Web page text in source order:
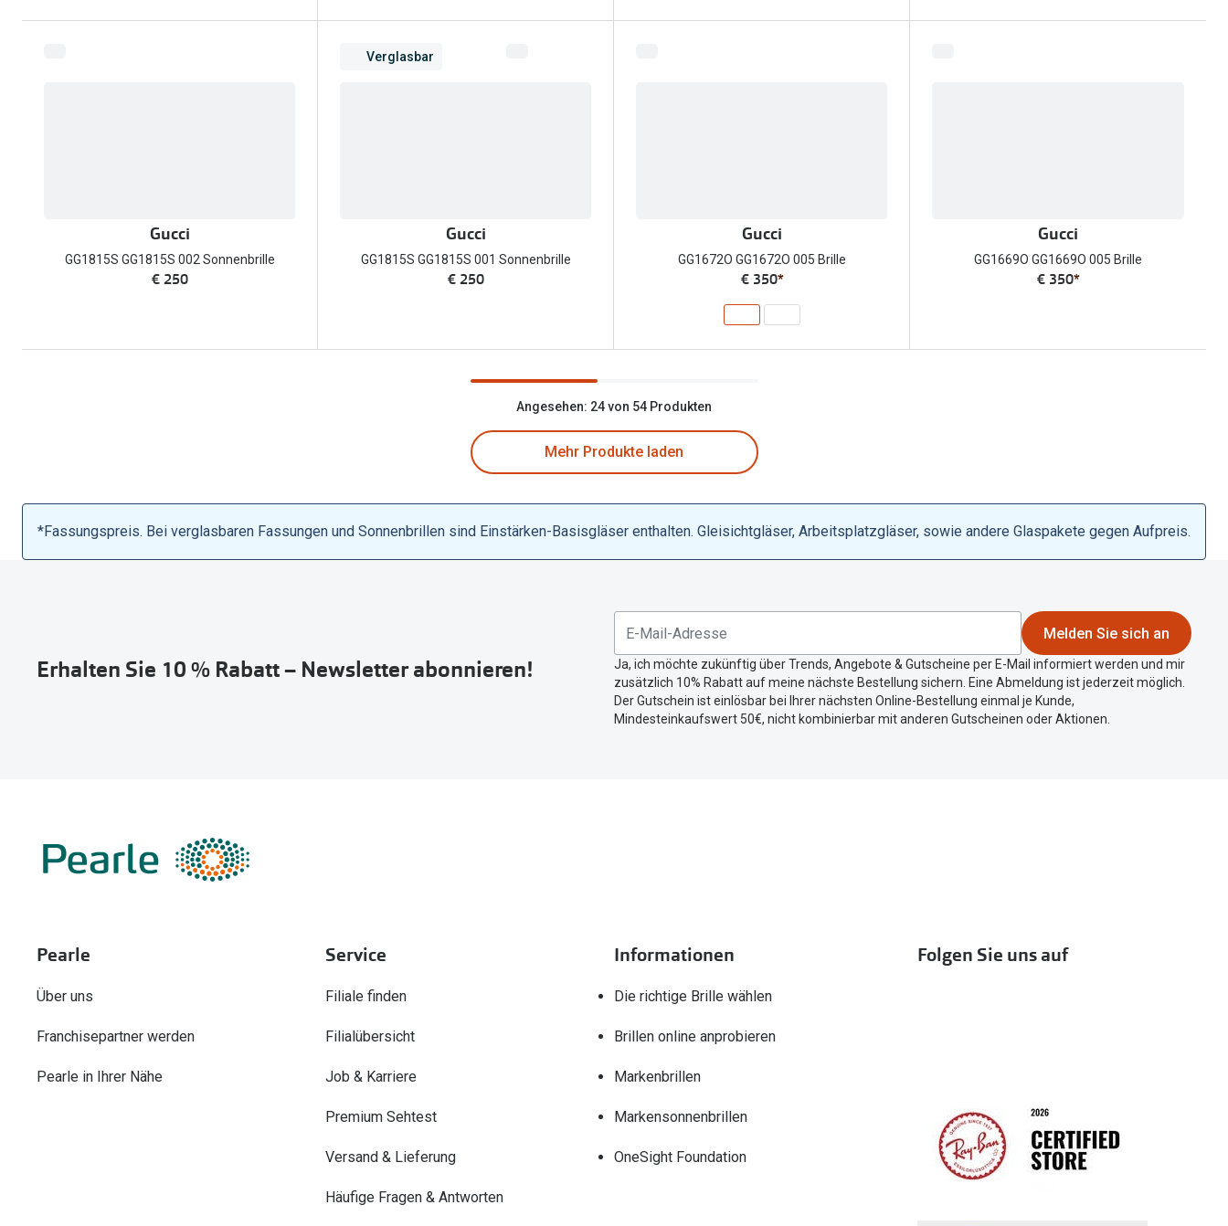
Gucci
GG1815S GG1815S 002 Sonnenbrille
€ 250
Verglasbar
Gucci
GG1815S GG1815S 001 Sonnenbrille
€ 250
Gucci
GG1672O GG1672O 005 Brille
€ 350*
Gucci
GG1669O GG1669O 005 Brille
€ 350*
Angesehen: 24 von 54 Produkten
Mehr Produkte laden
*Fassungspreis. Bei verglasbaren Fassungen und Sonnenbrillen sind Einstärken-Basisgläser enthalten. Gleisichtgläser, Arbeitsplatzgläser, sowie andere Glaspakete gegen Aufpreis.
Erhalten Sie 10 % Rabatt – Newsletter abonnieren!
Melden Sie sich an
Ja, ich möchte zukünftig über Trends, Angebote & Gutscheine per E-Mail informiert werden und mir
zusätzlich 10% Rabatt auf meine nächste Bestellung sichern. Eine Abmeldung ist jederzeit möglich.
Der Gutschein ist einlösbar bei Ihrer nächsten Online-Bestellung einmal je Kunde,
Mindesteinkaufswert 50€, nicht kombinierbar mit anderen Gutscheinen oder Aktionen.
Pearle
Über uns
Franchisepartner werden
Pearle in Ihrer Nähe
Service
Filiale finden
Filialübersicht
Job & Karriere
Premium Sehtest
Versand & Lieferung
Häufige Fragen & Antworten
Informationen
Die richtige Brille wählen
Brillen online anprobieren
Markenbrillen
Markensonnenbrillen
OneSight Foundation
Folgen Sie uns auf